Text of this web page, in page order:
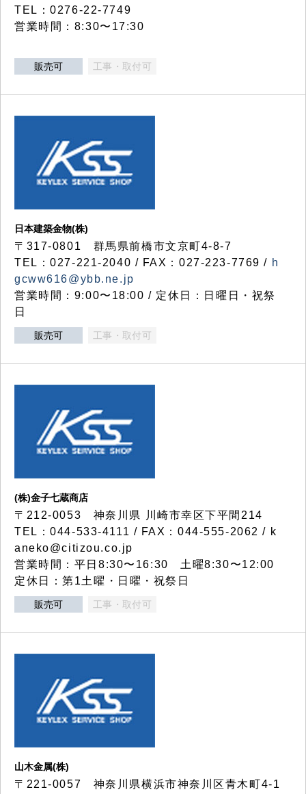
TEL：0276-22-7749
営業時間：8:30〜17:30
販売可 工事・取付可
日本建築金物(株)
〒317‐0801 群馬県前橋市文京町4-8-7
TEL：027-221-2040 / FAX：027-223-7769 / h
gcww616@ybb.ne.jp
営業時間：9:00〜18:00 / 定休日：日曜日・祝祭
日
販売可 工事・取付可
(株)金子七蔵商店
〒212-0053 神奈川県 川崎市幸区下平間214
TEL：044-533-4111 / FAX：044-555-2062 / k
aneko@citizou.co.jp
営業時間：平日8:30〜16:30 土曜8:30〜12:00
定休日：第1土曜・日曜・祝祭日
販売可 工事・取付可
山木金属(株)
〒221-0057 神奈川県横浜市神奈川区青木町4-1